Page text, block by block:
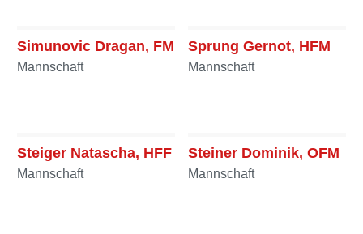
Ausschuss
Simunovic Dragan, FM
Mannschaft
Sprung Gernot, HFM
Mannschaft
Steiger Natascha, HFF
Mannschaft
Steiner Dominik, OFM
Mannschaft